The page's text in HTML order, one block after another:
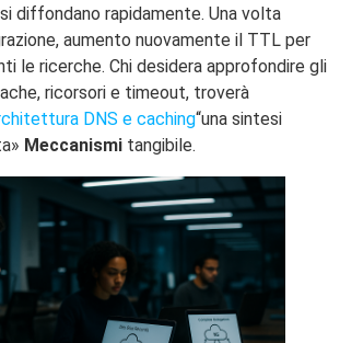
diffondano rapidamente. Una volta
aumento nuovamente il TTL per
le ricerche. Chi desidera approfondire gli
ricorsori e timeout, troverà
DNS e caching“una sintesi
Meccanismi tangibile.